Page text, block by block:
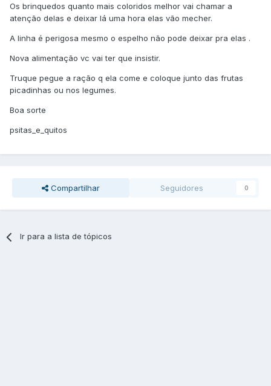
nova.
eles comer só a ração, e eles tem que ter algo para se
distrair:(
Os brinquedos quanto mais coloridos melhor vai chamar a
atenção delas e deixar lá uma hora elas vão mecher.
A linha é perigosa mesmo o espelho não pode deixar pra elas .
Nova alimentação vc vai ter que insistir.
Truque pegue a ração q ela come e coloque junto das frutas
picadinhas ou nos legumes.
Boa sorte
psitas_e_quitos
Compartilhar Seguidores 0
Ir para a lista de tópicos